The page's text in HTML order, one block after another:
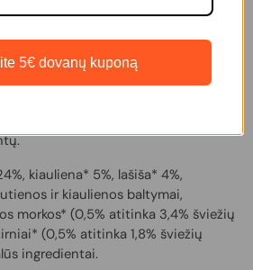
Išparduota
skirti suaugusioms katėms. Tai gardūs
kiauliena* 5%, lašiša* 4%,
ir kiaulienos baltymai,
morkos* (0,5% atitinka 3,4% šviežių
(0,5% atitinka 1,8% šviežių
ingredientai.
5€ dovanų kuponą